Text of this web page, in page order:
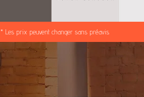
* Les prix peuvent changer sans préavis.